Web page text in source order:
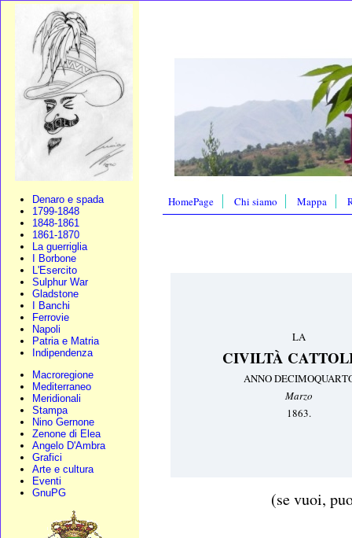
Denaro e spada
1799-1848
1848-1861
1861-1870
La guerriglia
I Borbone
L'Esercito
Sulphur War
Gladstone
I Banchi
Ferrovie
Napoli
Patria e Matria
Indipendenza
Macroregione
Mediterraneo
Meridionali
Stampa
Nino Gernone
Zenone di Elea
Angelo D'Ambra
Grafici
Arte e cultura
Eventi
GnuPG
HomePage Chi siamo Mappa
LA
CIVILTÀ
ANNO
Marzo
1863.
(se vuoi,